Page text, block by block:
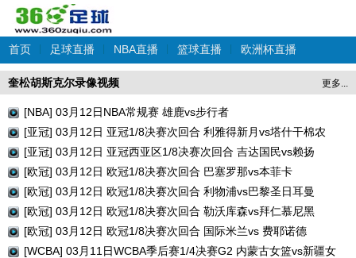
首页 足球直播 NBA直播 篮球直播 欧洲杯直播
更多...
奎松胡斯克尔录像视频
[NBA] 03月12日NBA常规赛 雄鹿vs步行者
[亚冠] 03月12日 亚冠1/8决赛次回合 利雅得新月vs塔什干棉农
[亚冠] 03月12日 亚冠西亚区1/8决赛次回合 吉达国民vs赖扬
[欧冠] 03月12日 欧冠1/8决赛次回合 巴塞罗那vs本菲卡
[欧冠] 03月12日 欧冠1/8决赛次回合 利物浦vs巴黎圣日耳曼
[欧冠] 03月12日 欧冠1/8决赛次回合 勒沃库森vs拜仁慕尼黑
[欧冠] 03月12日 欧冠1/8决赛次回合 国际米兰vs 费耶诺德
[WCBA] 03月11日WCBA季后赛1/4决赛G2 内蒙古女篮vs新疆女